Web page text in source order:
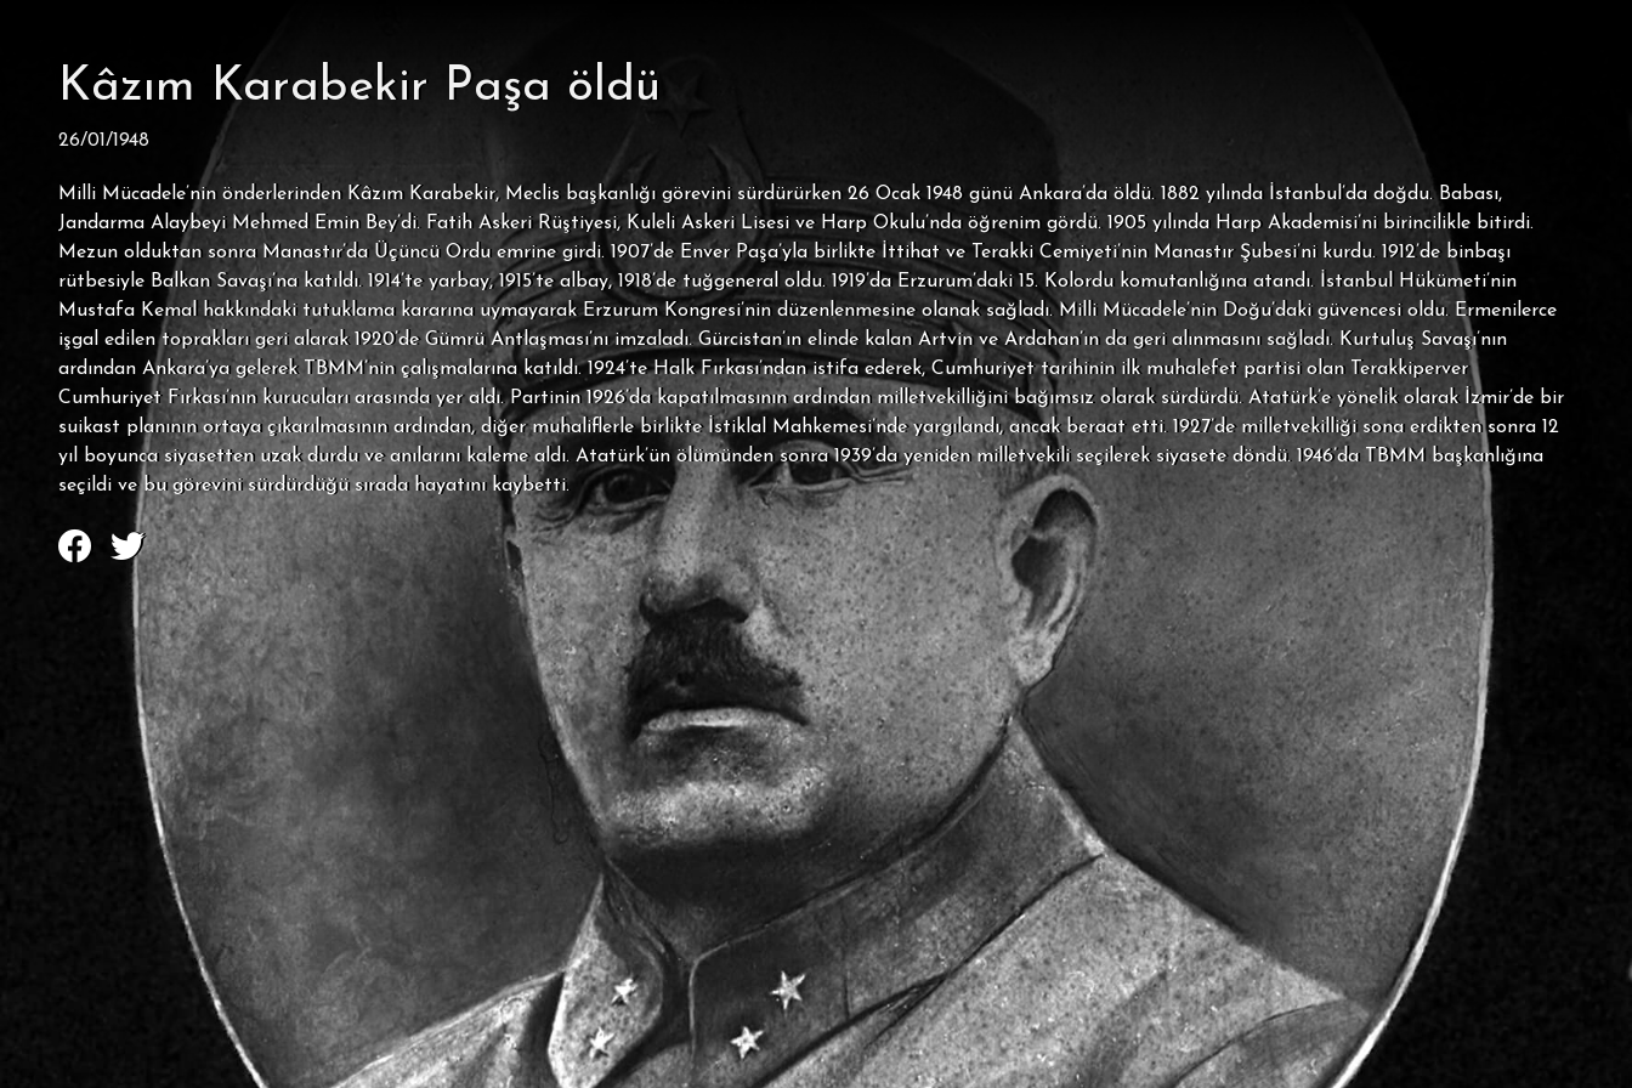
Kâzım Karabekir Paşa öldü
26/01/1948
Milli Mücadele’nin önderlerinden Kâzım Karabekir, Meclis başkanlığı görevini sürdürürken 26 Ocak 1948 günü Ankara’da öldü. 1882 yılında İstanbul’da doğdu. Babası,
Jandarma Alaybeyi Mehmed Emin Bey’di. Fatih Askeri Rüştiyesi, Kuleli Askeri Lisesi ve Harp Okulu’nda öğrenim gördü. 1905 yılında Harp Akademisi’ni birincilikle bitirdi.
Mezun olduktan sonra Manastır’da Üçüncü Ordu emrine girdi. 1907’de Enver Paşa’yla birlikte İttihat ve Terakki Cemiyeti’nin Manastır Şubesi’ni kurdu. 1912’de binbaşı
rütbesiyle Balkan Savaşı’na katıldı. 1914’te yarbay, 1915’te albay, 1918’de tuğgeneral oldu. 1919’da Erzurum’daki 15. Kolordu komutanlığına atandı. İstanbul Hükümeti’nin
Mustafa Kemal hakkındaki tutuklama kararına uymayarak Erzurum Kongresi’nin düzenlenmesine olanak sağladı. Milli Mücadele’nin Doğu’daki güvencesi oldu. Ermenilerce
işgal edilen toprakları geri alarak 1920’de Gümrü Antlaşması’nı imzaladı. Gürcistan’ın elinde kalan Artvin ve Ardahan’ın da geri alınmasını sağladı. Kurtuluş Savaşı’nın
ardından Ankara’ya gelerek TBMM’nin çalışmalarına katıldı. 1924’te Halk Fırkası’ndan istifa ederek, Cumhuriyet tarihinin ilk muhalefet partisi olan Terakkiperver
Cumhuriyet Fırkası’nın kurucuları arasında yer aldı. Partinin 1926’da kapatılmasının ardından milletvekilliğini bağımsız olarak sürdürdü. Atatürk’e yönelik olarak İzmir’de bir
suikast planının ortaya çıkarılmasının ardından, diğer muhaliflerle birlikte İstiklal Mahkemesi’nde yargılandı, ancak beraat etti. 1927’de milletvekilliği sona erdikten sonra 12
yıl boyunca siyasetten uzak durdu ve anılarını kaleme aldı. Atatürk’ün ölümünden sonra 1939’da yeniden milletvekili seçilerek siyasete döndü. 1946’da TBMM başkanlığına
seçildi ve bu görevini sürdürdüğü sırada hayatını kaybetti.